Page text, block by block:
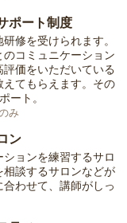
ポート制度
修を受けられます。
コミュニケーション
価をいただいている
てもらえます。その
ート。
み
ン
ョンを練習するサロ
相談するサロンなどが
わせて、講師がしっ